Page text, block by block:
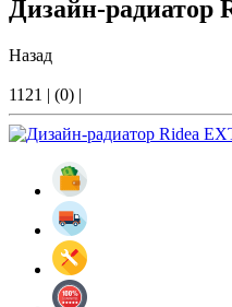
Дизайн-радиатор
Назад
1121 | (0) |